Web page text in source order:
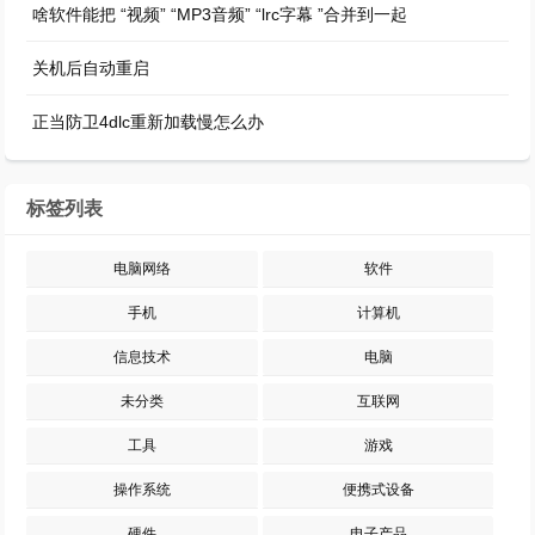
啥软件能把 “视频” “MP3音频” “lrc字幕 ”合并到一起
关机后自动重启
正当防卫4dlc重新加载慢怎么办
标签列表
电脑网络 软件
手机 计算机
信息技术 电脑
未分类 互联网
工具 游戏
操作系统 便携式设备